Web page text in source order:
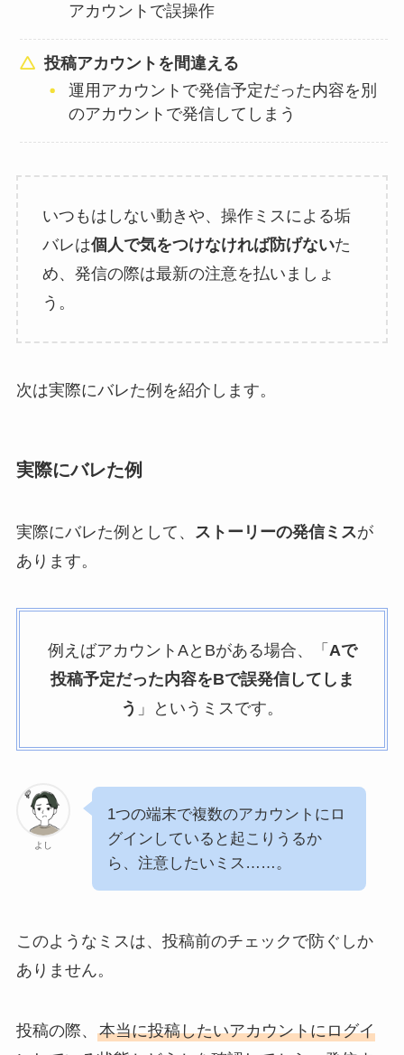
アカウントで誤操作
投稿アカウントを間違える
運用アカウントで発信予定だった内容を別
のアカウントで発信してしまう
いつもはしない動きや、操作ミスによる垢
バレは個人で気をつけなければ防げないた
め、発信の際は最新の注意を払いましょ
う。
次は実際にバレた例を紹介します。
実際にバレた例
実際にバレた例として、 ストーリーの発信ミスが
あります。
例えばアカウントAとBがある場合、「 Aで
投稿予定だった内容をBで誤発信してしま
う 」というミスです。
よし
1つの端末で複数のアカウントにロ
グインしていると起こりうるか
ら、注意したいミス……。
このようなミスは、投稿前のチェックで防ぐしか
ありません。
投稿の際、 本当に投稿したいアカウントにログイ